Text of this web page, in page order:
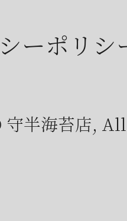
ーポリシ
半海苔店,